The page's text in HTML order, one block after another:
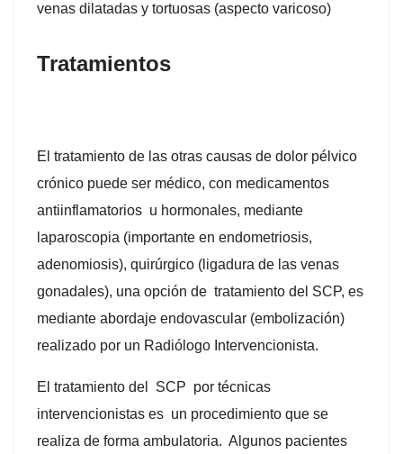
venas dilatadas y tortuosas (aspecto varicoso)
Tratamientos
El tratamiento de las otras causas de dolor pélvico
crónico puede ser médico, con medicamentos
antiinflamatorios u hormonales, mediante
laparoscopia (importante en endometriosis,
adenomiosis), quirúrgico (ligadura de las venas
gonadales), una opción de tratamiento del SCP, es
mediante abordaje endovascular (embolización)
realizado por un Radiólogo Intervencionista.
El tratamiento del SCP por técnicas
intervencionistas es un procedimiento que se
realiza de forma ambulatoria. Algunos pacientes